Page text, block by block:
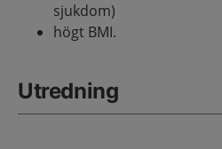
sjukdom)
högt BMI.
Utredning